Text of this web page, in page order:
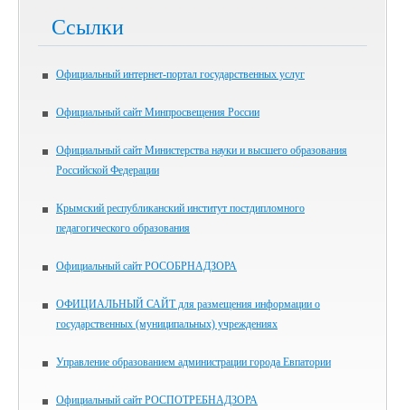
Ссылки
Официальный интернет-портал государственных услуг
Официальный сайт Минпросвещения России
Официальный сайт Министерства науки и высшего образования
Российской Федерации
Крымский республиканский институт постдипломного
педагогического образования
Официальный сайт РОСОБРНАДЗОРА
ОФИЦИАЛЬНЫЙ САЙТ для размещения информации о
государственных (муниципальных) учреждениях
Управление образованием администрации города Евпатории
Официальный сайт РОСПОТРЕБНАДЗОРА